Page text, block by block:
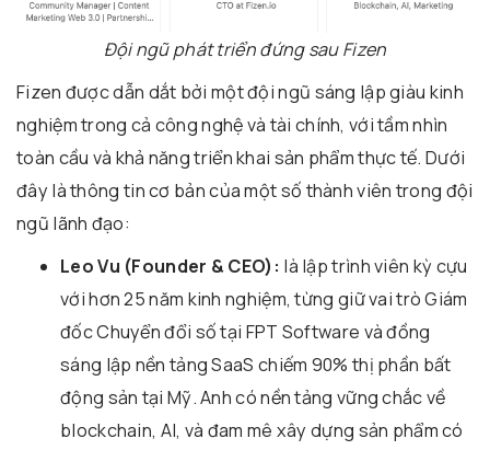
Đội ngũ phát triển đứng sau Fizen
Fizen được dẫn dắt bởi một đội ngũ sáng lập giàu kinh
nghiệm trong cả công nghệ và tài chính, với tầm nhìn
toàn cầu và khả năng triển khai sản phẩm thực tế. Dưới
đây là thông tin cơ bản của một số thành viên trong đội
ngũ lãnh đạo:
Leo Vu (Founder & CEO): là lập trình viên kỳ cựu
với hơn 25 năm kinh nghiệm, từng giữ vai trò Giám
đốc Chuyển đổi số tại FPT Software và đồng
sáng lập nền tảng SaaS chiếm 90% thị phần bất
động sản tại Mỹ. Anh có nền tảng vững chắc về
blockchain, AI, và đam mê xây dựng sản phẩm có